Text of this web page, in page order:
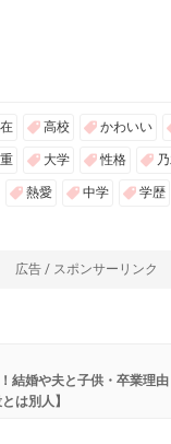
高校 かわいい
大学 性格
熱愛 中学 学歴
広告 / スポンサーリンク
結婚や夫と子供・卒業理
は別人】